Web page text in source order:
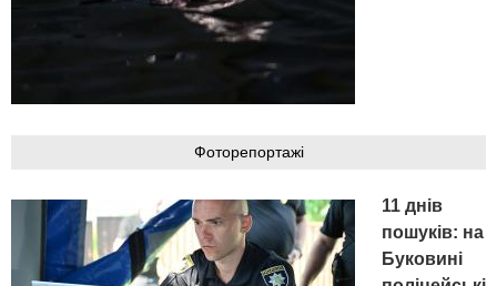
Фоторепортажі
11 днів
пошуків: на
Буковині